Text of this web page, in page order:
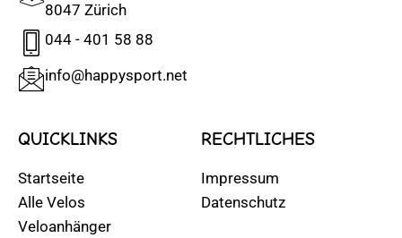
8047 Zürich
044 - 401 58 88
info@happysport.net
QUICKLINKS
Startseite
Alle Velos
Veloanhänger
RECHTLICHES
Impressum
Datenschutz